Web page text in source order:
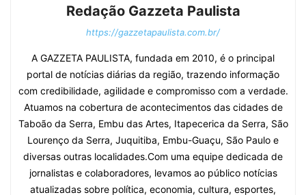
Redação Gazzeta Paulista
https://gazzetapaulista.com.br/
A GAZZETA PAULISTA, fundada em 2010, é o principal
portal de notícias diárias da região, trazendo informação
com credibilidade, agilidade e compromisso com a verdade.
Atuamos na cobertura de acontecimentos das cidades de
Taboão da Serra, Embu das Artes, Itapecerica da Serra, São
Lourenço da Serra, Juquitiba, Embu-Guaçu, São Paulo e
diversas outras localidades.Com uma equipe dedicada de
jornalistas e colaboradores, levamos ao público notícias
atualizadas sobre política, economia, cultura, esportes,